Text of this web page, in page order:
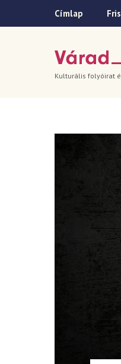
Címlap
Kulturális folyóirat